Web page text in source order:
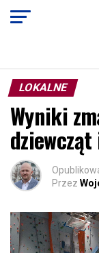
LOKALNE
Wyniki
Przez